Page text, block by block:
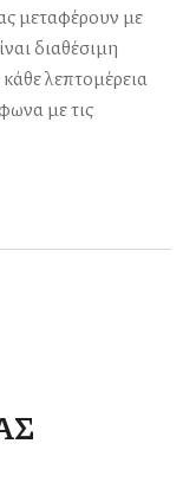
μεταφέρουν με
διαθέσιμη
λεπτομέρεια
με τις